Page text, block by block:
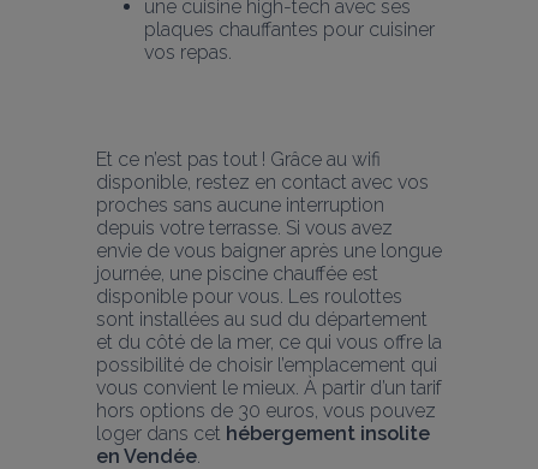
une cuisine high-tech avec ses
plaques chauffantes pour cuisiner
vos repas.
Et ce n’est pas tout ! Grâce au wifi
disponible, restez en contact avec vos
proches sans aucune interruption
depuis votre terrasse. Si vous avez
envie de vous baigner après une longue
journée, une piscine chauffée est
disponible pour vous. Les roulottes
sont installées au sud du département
et du côté de la mer, ce qui vous offre la
possibilité de choisir l’emplacement qui
vous convient le mieux. À partir d’un tarif
hors options de 30 euros, vous pouvez
loger dans cet hébergement insolite
en Vendée